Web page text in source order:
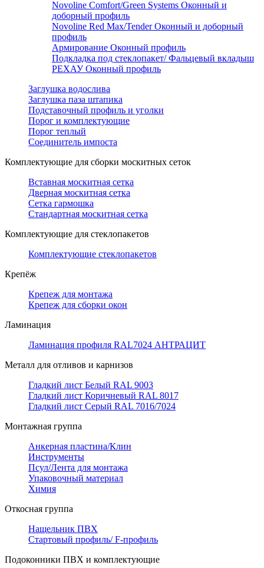
Novoline Comfort/Green Systems Оконный и
доборный профиль
Novoline Red Max/Tender Оконный и доборный
профиль
Армирование Оконный профиль
Подкладка под стеклопакет/ Фальцевый вкладыш
РЕХАУ Оконный профиль
Заглушка водослива
Заглушка паза штапика
Подставочный профиль и уголки
Порог и комплектующие
Порог теплый
Соединитель импоста
Комплектующие для сборки москитных сеток
Вставная москитная сетка
Дверная москитная сетка
Сетка гармошка
Стандартная москитная сетка
Комплектующие для стеклопакетов
Комплектующие стеклопакетов
Крепёж
Крепеж для монтажа
Крепеж для сборки окон
Ламинация
Ламинация профиля RAL7024 АНТРАЦИТ
Металл для отливов и карнизов
Гладкий лист Белый RAL 9003
Гладкий лист Коричневый RAL 8017
Гладкий лист Серый RAL 7016/7024
Монтажная группа
Анкерная пластина/Клин
Инструменты
Псул/Лента для монтажа
Упаковочный материал
Химия
Откосная группа
Нащельник ПВХ
Стартовый профиль/ F-профиль
Подоконники ПВХ и комплектующие